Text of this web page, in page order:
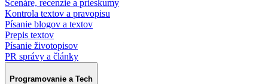
Scenáre, recenzie a prieskumy
Kontrola textov a pravopisu
Písanie blogov a textov
Prepis textov
Písanie životopisov
PR správy a články
Programovanie a Tech